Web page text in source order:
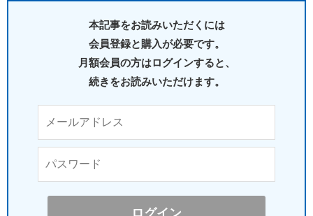
本記事をお読みいただくには
会員登録と購入が必要です。
月額会員の方はログインすると、
続きをお読みいただけます。